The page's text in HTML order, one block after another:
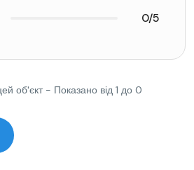
0/5
об'єкт - Показано від 1 до 0